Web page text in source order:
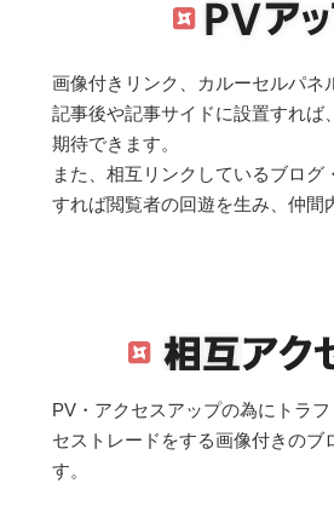
画像付きリンク、カルーセルパネ
記事後や記事サイドに設置すれば
期待できます。
また、相互リンクしているブロ
すれば閲覧者の回遊を生み、仲間
PV・アクセスアップの為にトラ
セストレードをする画像付きのブ
す。